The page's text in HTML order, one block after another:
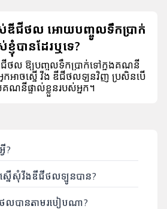
ស់ឌីជីថល អោយបញ្ចូលទឹកប្រាក់
បានដែរឬទេ?
ជីថល ឱ្យបញ្ចូលទឹកប្រាក់ទៅក្នុងគណនី
អ្នកអាចស្នើ វីង ឌីជីថលឡូនវិញ ប្រសិនបើ
គណនីផ្ទាល់ខ្លួនរបស់អ្នក។
?
ស្នើសុំវីងឌីជីថលឡូនបាន?
ថលបានតាមរបៀបណា?